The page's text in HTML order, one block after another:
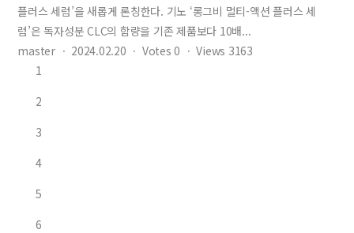
플러스 세럼’을 새롭게 론칭한다. 기노 ‘롱그비 멀티-액션 플러스 세
럼’은 독자성분 CLC의 함량을 기존 제품보다 10배...
master ㆍ 2024.02.20 ㆍ Votes 0 ㆍ Views 3163
1
2
3
4
5
6